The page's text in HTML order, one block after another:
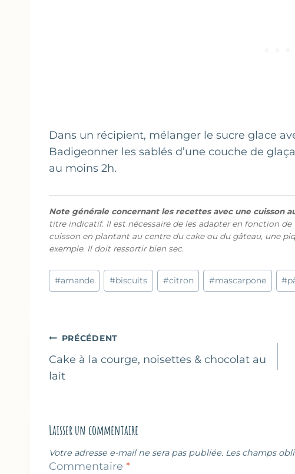
Dans un récipient, mélanger le sucre glace
Badigeonner les sablés d’une couche de
au moins 2h.
Note générale concernant les recettes avec une cuisson
titre indicatif. Il est nécessaire de les adapter en fonction de
cuisson en plantant au centre du cake ou du gâteau, une
exemple. Il doit ressortir bien sec.
Étiquettes
de
#amande #biscuits #citron #mascarpone #
Navigation
de
l’article
PRÉCÉDENT
Cake à la courge, noisettes & chocolat au
lait
Laisser un commentaire
Votre adresse e-mail ne sera pas publiée. Les champs
Commentaire *